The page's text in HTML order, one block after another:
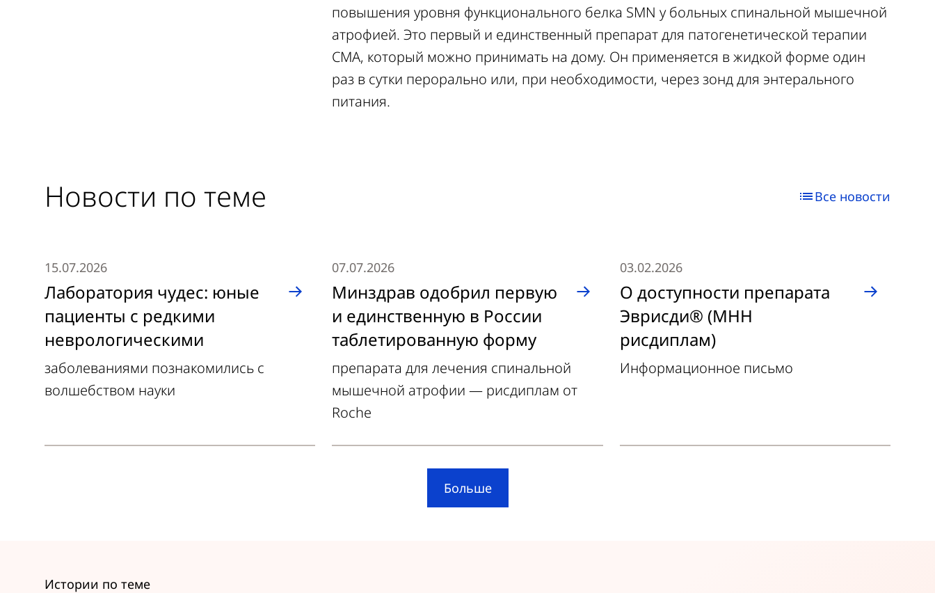
повышения уровня функционального белка SMN у больных спинальной мышечной
атрофией. Это первый и единственный препарат для патогенетической терапии
СМА, который можно принимать на дому. Он применяется в жидкой форме один
раз в сутки перорально или, при необходимости, через зонд для энтерального
питания.
Новости по теме Все новости
Лаборатория чудес: юные
пациенты с редкими
неврологическими
15.07.2026
заболеваниями познакомились с
волшебством науки
Минздрав одобрил первую
и единственную в России
таблетированную форму
07.07.2026
препарата для лечения спинальной
мышечной атрофии — рисдиплам от
Roche
О доступности препарата
Эврисди® (МНН
рисдиплам)
03.02.2026
Информационное письмо
Больше
Истории по теме